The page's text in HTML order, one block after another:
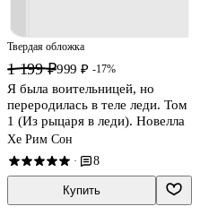
Твердая обложка
1 199 ₽999 ₽ -17%
Я была воительницей, но
переродилась в теле леди. Том
1 (Из рыцаря в леди). Новелла
Хе Рим Сон
· 8
Купить